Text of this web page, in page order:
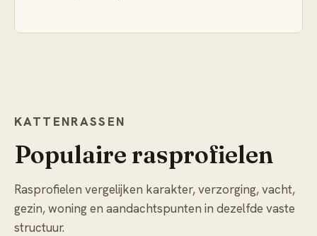
KATTENRASSEN
Populaire rasprofielen
Rasprofielen vergelijken karakter, verzorging, vacht,
gezin, woning en aandachtspunten in dezelfde vaste
structuur.